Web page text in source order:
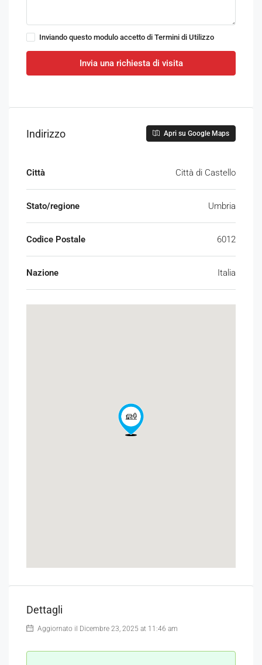
Inviando questo modulo accetto di Termini di Utilizzo
Invia una richiesta di visita
Indirizzo Apri su Google Maps
Città Città di Castello
Stato/regione Umbria
Codice Postale 6012
Nazione Italia
Dettagli
Aggiornato il Dicembre 23, 2025 at 11:46 am